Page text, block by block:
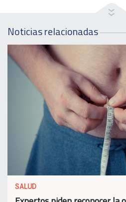
Noticias relacionadas
SALUD